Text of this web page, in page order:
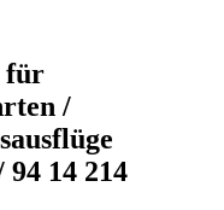
für
/
14 214